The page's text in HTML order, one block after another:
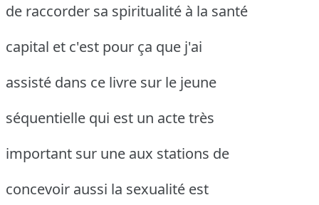
de raccorder sa spiritualité à la santé
capital et c'est pour ça que j'ai
assisté dans ce livre sur le jeune
séquentielle qui est un acte très
important sur une aux stations de
concevoir aussi la sexualité est